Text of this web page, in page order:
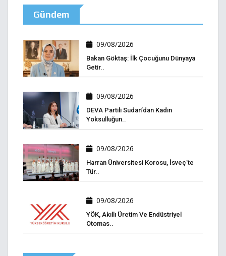
Gündem
09/08/2026
Bakan Göktaş: İlk Çocuğunu Dünyaya
Getir..
09/08/2026
DEVA Partili Sudan’dan Kadın
Yoksulluğun..
09/08/2026
Harran Üniversitesi Korosu, İsveç’te
Tür..
09/08/2026
YÖK, Akıllı Üretim Ve Endüstriyel
Otomas..